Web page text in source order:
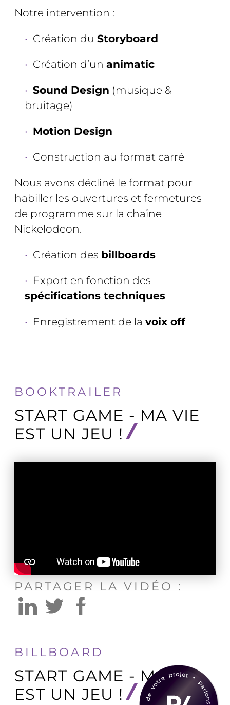
Notre intervention :
Création duStoryboard
Création d’unanimatic
Sound Design (musique &
bruitage)
Motion Design
Construction au format carré
Nous avons décliné le format pour
habiller les ouvertures et fermetures
de programme sur la chaîne
Nickelodeon.
Création des billboards
Export en fonction des
spécifications techniques
Enregistrement de lavoix off
BOOKTRAILER
START GAME - MA VIE
EST UN JEU !
PARTAGER LA VIDÉO :
BILLBOARD
START GAME - MA VIE
EST UN JEU !